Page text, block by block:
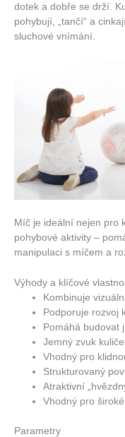
dotek a dobře se drží.
pohybují, „tančí“ a
sluchové vnímání.
Míč je ideální nejen pro
pohybové aktivity –
manipulaci s míčem a
Výhody a klíčové
Kombinuje
Podporuje rozvoj
Pomáhá budovat
Jemný zvuk
Vhodný pro
Strukturovaný
Atraktivní
Vhodný pro
Parametry